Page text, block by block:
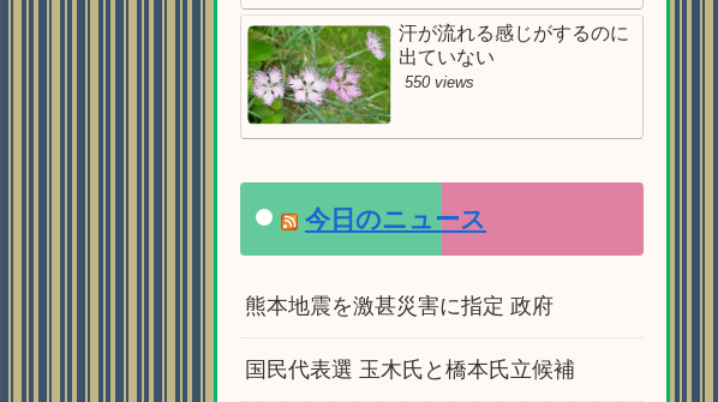
汗が流れる感じがするのに
出ていない
550 views
今日のニュース
熊本地震を激甚災害に指定 政府
国民代表選 玉木氏と橋本氏立候補